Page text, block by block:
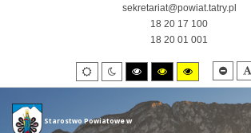
sekretariat@powiat.tatry.pl
18 20 17 100
18 20 01 001
Default
mode
Night
mode
High
contrast
black/white
mode.
High
contrast
black/yellow
mode.
High
contrast
yellow/black
mode.
font
Starostwo Powiatowe w